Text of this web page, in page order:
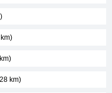
km)